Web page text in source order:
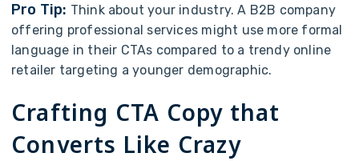
Pro Tip: Thin k about your ind ustry. A B2B company
offering professiona services might use more forma
anguage in t heir CTAs compared to a trend y on ine
retai er targeting a younger d emographic.
Crafting CTA Copy that
Converts Like Crazy